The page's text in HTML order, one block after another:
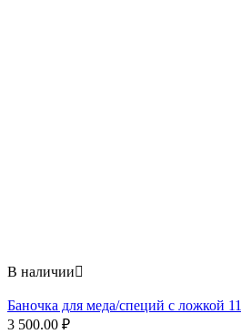
В наличии
Баночка для меда/специй с ложкой
3 500.00 ₽